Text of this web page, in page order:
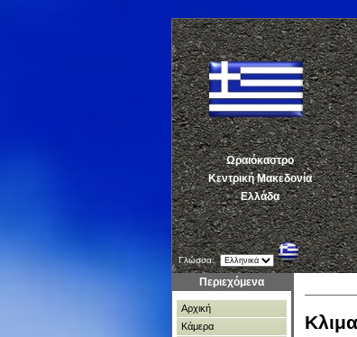
Ωραιόκαστρο
Κεντρική Μακεδονία
Ελλάδα
Γλώσσα:
Περιεχόμενα
Αρχική
Κάμερα